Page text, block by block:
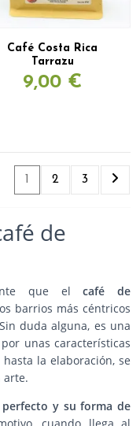
Café Costa Rica
Tarrazu
9,00 €
1 2 3
de
que el café de
barrios más céntricos
duda alguna, es una
unas características
la elaboración, se
arte.
y su forma de